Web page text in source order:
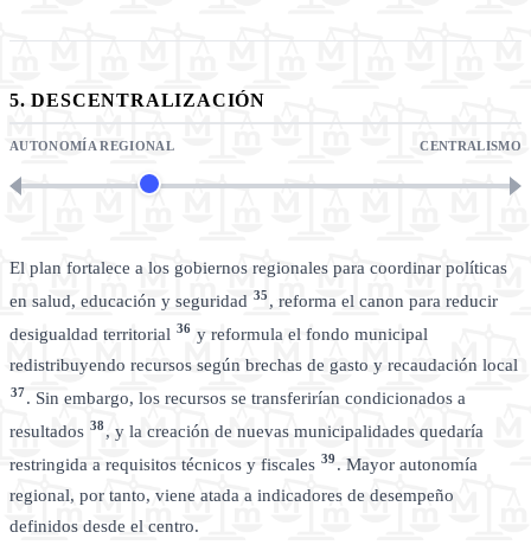
5. DESCENTRALIZACIÓN
AUTONOMÍA REGIONAL CENTRALISMO
El plan fortalece a los gobiernos regionales para coordinar políticas
en salud, educación y seguridad 35 , reforma el canon para reducir
desigualdad territorial 36 y reformula el fondo municipal
redistribuyendo recursos según brechas de gasto y recaudación local
37. Sin embargo, los recursos se transferirían condicionados a
resultados 38 , y la creación de nuevas municipalidades quedaría
restringida a requisitos técnicos y fiscales 39 . Mayor autonomía
regional, por tanto, viene atada a indicadores de desempeño
definidos desde el centro.